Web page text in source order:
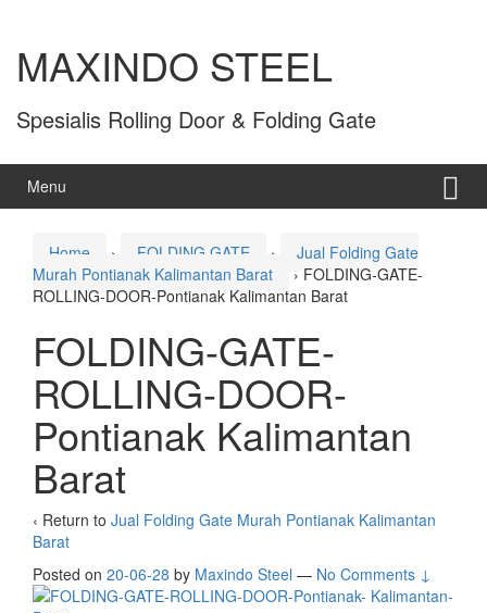
MAXINDO STEEL
Spesialis Rolling Door & Folding Gate
Menu
Home › FOLDING GATE ›
Jual Folding Gate
Murah Pontianak Kalimantan Barat
› FOLDING-GATE-
ROLLING-DOOR-Pontianak Kalimantan Barat
FOLDING-GATE-
ROLLING-DOOR-
Pontianak Kalimantan
Barat
‹ Return to Jual Folding Gate Murah Pontianak Kalimantan
Barat
Posted on 20-06-28 by Maxindo Steel — No Comments ↓